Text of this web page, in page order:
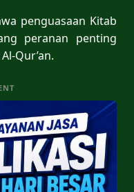
penguasaan Kitab
peranan penting
Qur’an.